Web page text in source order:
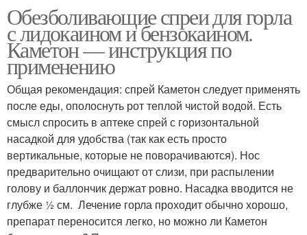
Обезболивающие спреи для горла
с лидокаином и бензокаином.
Каметон — инструкция по
применению
Общая рекомендация: спрей Каметон следует применять
после еды, ополоснуть рот теплой чистой водой. Есть
смысл спросить в аптеке спрей с горизонтальной
насадкой для удобства (так как есть просто
вертикальные, которые не поворачиваются). Нос
предварительно очищают от слизи, при распылении
голову и баллончик держат ровно. Насадка вводится не
глубже ½ см. Лечение горла проходит обычно хорошо,
препарат переносится легко, но можно ли Каметон